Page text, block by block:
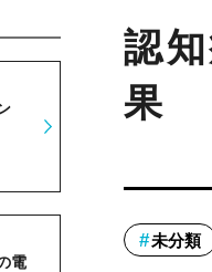
認
果
未分類
電